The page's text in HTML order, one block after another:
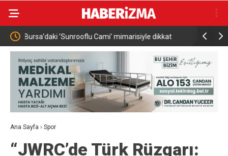
dikkat Bahçeli, MHP İl Başkanı’nın oğlu Enes Doğan’ın
düğününe katıldı
Ana Sayfa › Spor
“JWRC’de Türk Rüzgarı: